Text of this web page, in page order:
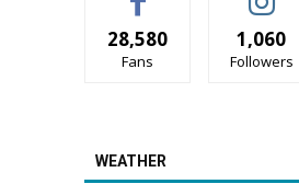
28,580
Fans
1,060
Followers
WEATHER